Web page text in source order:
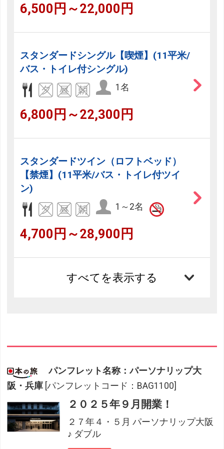
6,500円～22,000円
スタンダードシングル【喫煙】(11平米/
バス・トイレ付シングル)
1名
6,800円～22,300円
スタンダードツイン（ロフトベッド）
【禁煙】(11平米/バス・トイレ付ツイ
ン)
1～2名
4,700円～28,900円
すべてを表示する
パンフレット名称：パーソナリップ大
阪・兵庫 [パンフレットコード：BAG1100]
２０２５年９月開業！
２７年４・５月 パーソナリップ大阪
♪ ダブル